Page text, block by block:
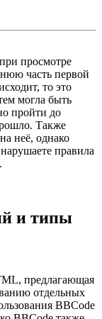
просмотре
часть первой
то это
могла быть
пройти до
Также
неё, однако
правила
и типы
предлагающая
отдельных
BBCode